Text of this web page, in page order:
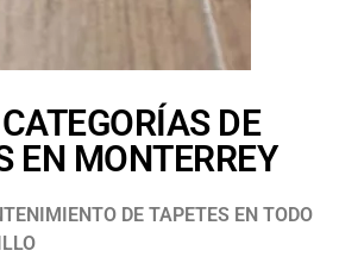
DE
EN MONTERREY
DE TAPETES EN TODO